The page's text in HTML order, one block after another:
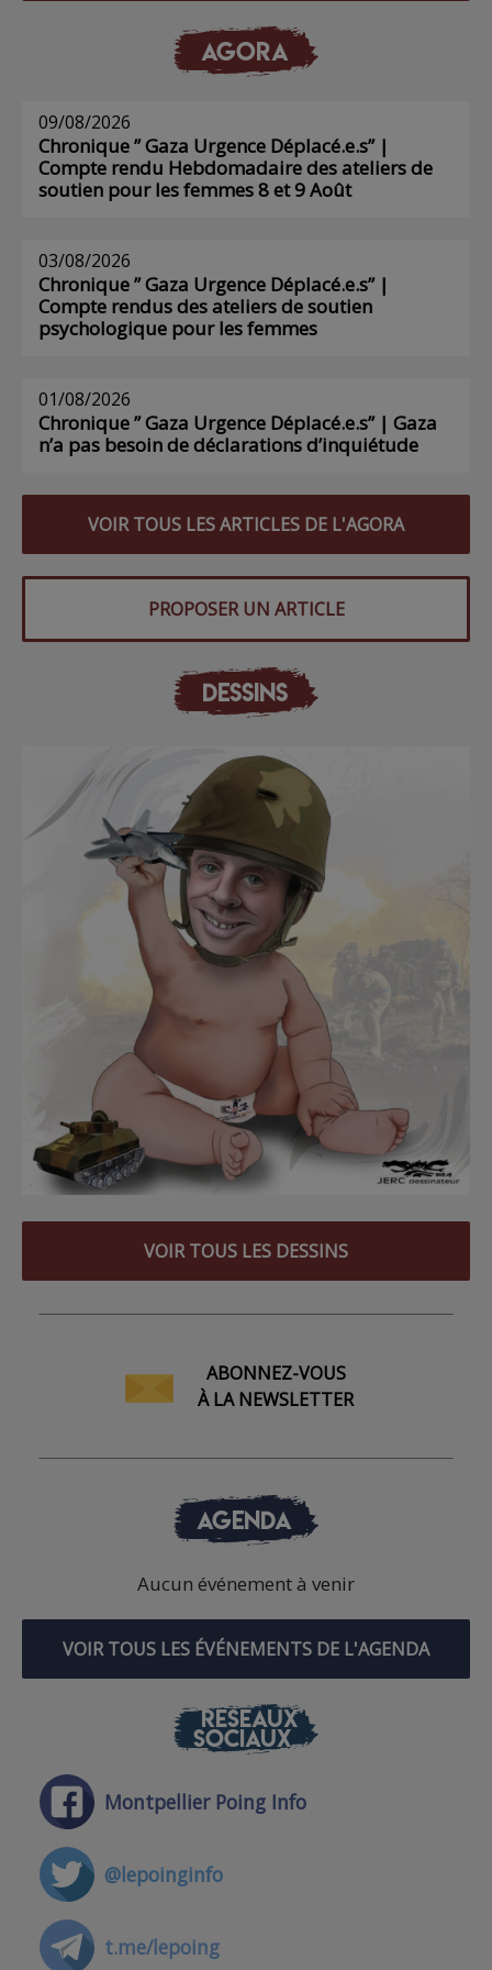
AGORA
09/08/2026
Chronique ” Gaza Urgence Déplacé.e.s” |
Compte rendu Hebdomadaire des ateliers de
soutien pour les femmes 8 et 9 Août
03/08/2026
Chronique ” Gaza Urgence Déplacé.e.s” |
Compte rendus des ateliers de soutien
psychologique pour les femmes
01/08/2026
Chronique ” Gaza Urgence Déplacé.e.s” | Gaza
n’a pas besoin de déclarations d’inquiétude
VOIR TOUS LES ARTICLES DE L'AGORA
PROPOSER UN ARTICLE
DESSINS
VOIR TOUS LES DESSINS
ABONNEZ-VOUS
À LA NEWSLETTER
AGENDA
Aucun événement à venir
VOIR TOUS LES ÉVÉNEMENTS DE L'AGENDA
RÉSEAUX
SOCIAUX
Montpellier Poing Info
@lepoinginfo
t.me/lepoing